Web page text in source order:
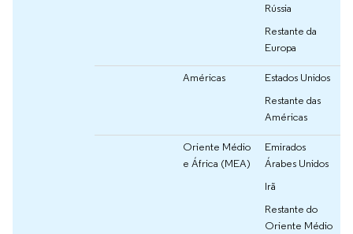
Rússia
Restante da
Europa
Américas
Estados Unidos
Restante das
Américas
Oriente Médio
e África (MEA)
Emirados
Árabes Unidos
Irã
Restante do
Oriente Médio